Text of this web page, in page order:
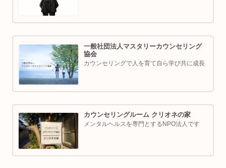
一般社団法人マスタリーカウンセリング
協会
カウンセリングで人を育て自ら学び共に成長
カウンセリングルーム クリオネの家
メンタルヘルスを専門とするNPO法人です